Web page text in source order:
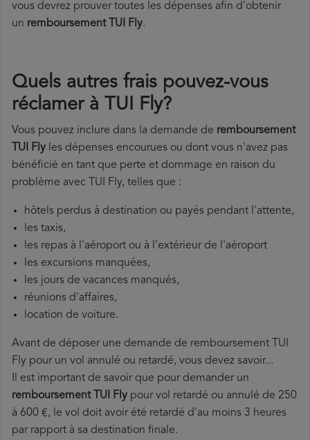
vous devrez prouver toutes les dépenses afin d'obtenir
un remboursement TUI Fly.
Quels autres frais pouvez-vous
réclamer à TUI Fly?
Vous pouvez inclure dans la demande de remboursement
TUI Fly les dépenses encourues ou dont vous n'avez pas
bénéficié en tant que perte et dommage en raison du
problème avec TUI Fly, telles que :
hôtels perdus à destination ou payés pendant l'attente,
les taxis,
les repas à l'aéroport ou à l'extérieur de l'aéroport
les excursions manquées,
les jours de vacances manqués,
réunions d'affaires,
location de voiture.
Avant de déposer une demande de remboursement TUI
Fly pour un vol annulé ou retardé, vous devez savoir...
Il est important de savoir que pour demander un
remboursement TUI Fly pour vol retardé ou annulé de 250
à 600 €, le vol doit avoir été retardé d'au moins 3 heures
par rapport à sa destination finale.